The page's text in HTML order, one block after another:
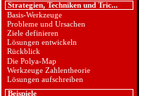
Strategien, Techniken und Tric...
Basis-Werkzeuge
Probleme und Ursachen
Ziele definieren
Lösungen entwickeln
Rückblick
Die Polya-Map
Werkzeuge Zahlentheorie
Lösungen aufschreiben
Beispiele